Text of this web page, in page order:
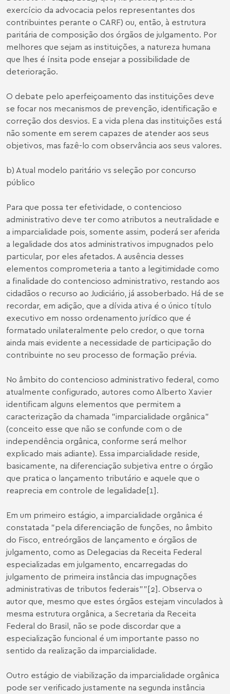
exercício da advocacia pelos representantes dos
contribuintes perante o CARF) ou, então, à estrutura
paritária de composição dos órgãos de julgamento. Por
melhores que sejam as instituições, a natureza humana
que lhes é ínsita pode ensejar a possibilidade de
deterioração.
O debate pelo aperfeiçoamento das instituições deve
se focar nos mecanismos de prevenção, identificação e
correção dos desvios. E a vida plena das instituições está
não somente em serem capazes de atender aos seus
objetivos, mas fazê-lo com observância aos seus valores.
b) Atual modelo paritário vs seleção por concurso
público
Para que possa ter efetividade, o contencioso
administrativo deve ter como atributos a neutralidade e
a imparcialidade pois, somente assim, poderá ser aferida
a legalidade dos atos administrativos impugnados pelo
particular, por eles afetados. A ausência desses
elementos comprometeria a tanto a legitimidade como
a finalidade do contencioso administrativo, restando aos
cidadãos o recurso ao Judiciário, já assoberbado. Há de se
recordar, em adição, que a dívida ativa é o único título
executivo em nosso ordenamento jurídico que é
formatado unilateralmente pelo credor, o que torna
ainda mais evidente a necessidade de participação do
contribuinte no seu processo de formação prévia.
No âmbito do contencioso administrativo federal, como
atualmente configurado, autores como Alberto Xavier
identificam alguns elementos que permitem a
caracterização da chamada "imparcialidade orgânica"
(conceito esse que não se confunde com o de
independência orgânica, conforme será melhor
explicado mais adiante). Essa imparcialidade reside,
basicamente, na diferenciação subjetiva entre o órgão
que pratica o lançamento tributário e aquele que o
reaprecia em controle de legalidade[1].
Em um primeiro estágio, a imparcialidade orgânica é
constatada "pela diferenciação de funções, no âmbito
do Fisco, entreórgãos de lançamento e órgãos de
julgamento, como as Delegacias da Receita Federal
especializadas em julgamento, encarregadas do
julgamento de primeira instância das impugnações
administrativas de tributos federais”"[2]. Observa o
autor que, mesmo que estes órgãos estejam vinculados à
mesma estrutura orgânica, a Secretaria da Receita
Federal do Brasil, não se pode discordar que a
especialização funcional é um importante passo no
sentido da realização da imparcialidade.
Outro estágio de viabilização da imparcialidade orgânica
pode ser verificado justamente na segunda instância